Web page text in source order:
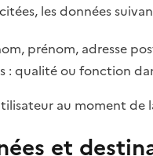
les données
prénom, adresse
: qualité ou fonction
au moment de
et